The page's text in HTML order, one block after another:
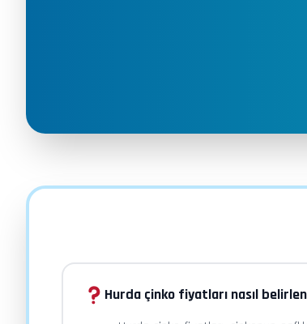
Hurda çinko fiyatları nasıl